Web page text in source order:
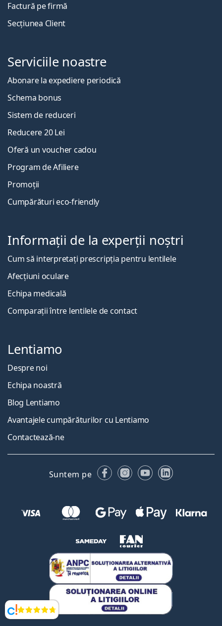
Opinii
Factură pe firmă
Secțiunea Client
Serviciile noastre
Abonare la expediere periodică
Schema bonus
Sistem de reduceri
Reducere 20 Lei
Oferă un voucher cadou
Program de Afiliere
Promoții
Cumpărături eco-friendly
Informații de la experții noștri
Cum să interpretați prescripția pentru lentilele
Afecțiuni oculare
Echipa medicală
Comparații între lentilele de contact
Lentiamo
Despre noi
Echipa noastră
Blog Lentiamo
Avantajele cumpărăturilor cu Lentiamo
Contactează-ne
Suntem pe FacebookInstagram
YouTubeLinkedIn